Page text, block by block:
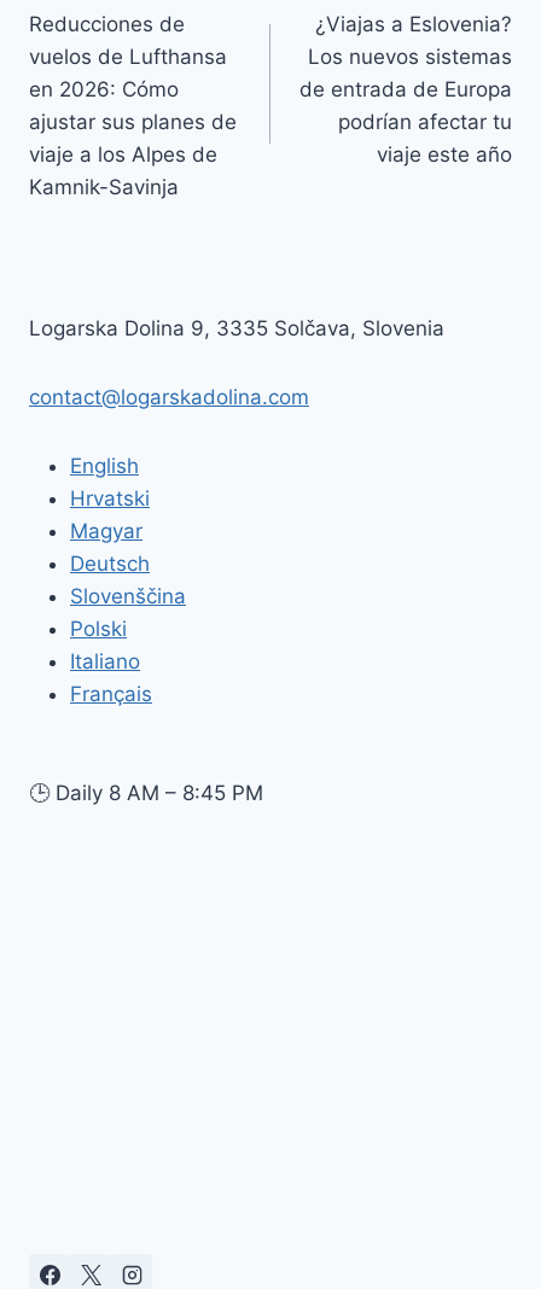
de
entradas
Reducciones de
vuelos de Lufthansa
en 2026: Cómo
ajustar sus planes de
viaje a los Alpes de
Kamnik-Savinja
¿Viajas a Eslovenia?
Los nuevos sistemas
de entrada de Europa
podrían afectar tu
viaje este año
Logarska Dolina 9, 3335 Solčava, Slovenia
contact@logarskadolina.com
English
Hrvatski
Magyar
Deutsch
Slovenščina
Polski
Italiano
Français
🕒 Daily 8 AM – 8:45 PM